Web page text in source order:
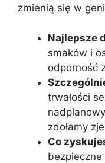
zmienią się w
Najlepsze
smaków i
odporność
trwałości
zdołamy
Co
bezpieczne